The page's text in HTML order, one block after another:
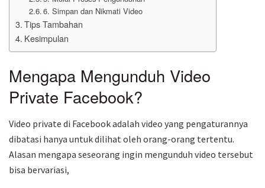
6. Simpan dan Nikmati Video
Tips Tambahan
Kesimpulan
Mengapa Mengunduh Video
Private Facebook?
Video private di Facebook adalah video yang pengaturannya
dibatasi hanya untuk dilihat oleh orang-orang tertentu.
Alasan mengapa seseorang ingin mengunduh video tersebut
bisa bervariasi,